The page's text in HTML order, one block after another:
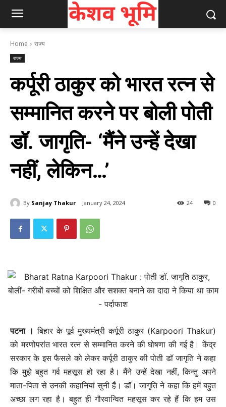
Home राज्य
राज्य
कर्पूरी ठाकुर को भारत रत्न से
सम्‍मानित करने पर बोली पोती
डॉ. जागृति- ‘मैंने उन्हें देखा
नहीं, लेकिन…’
By Sanjay Thakur January 24, 2024 0
24
पटना । बिहार के पूर्व मुख्यमंत्री कर्पूरी ठाकुर (Karpoori Thakur)
को मरणोपरांत भारत रत्न से सम्मानित करने की घोषणा की गई है। केंद्र
सरकार के इस फैसले को लेकर कर्पूरी ठाकुर की पोती डॉ जागृति ने कहा
कि मुझे बहुत गर्व महसूस हो रहा है। मैंने उन्हें देखा नहीं, किन्तु अपने
माता-पिता से उनकी कहानियां सुनी हैं। डॉ। जागृति ने कहा कि हमें बहुत
अच्छा लग रहा है। बहुत ही गौरवान्वित महसूस कर रहे हैं कि हम उस